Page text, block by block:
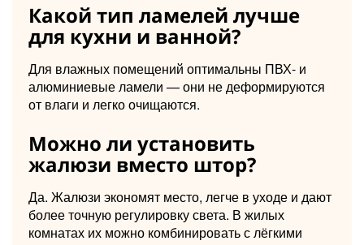
Какой тип ламелей лучше
для кухни и ванной?
Для влажных помещений оптимальны ПВХ- и
алюминиевые ламели — они не деформируются
от влаги и легко очищаются.
Можно ли установить
жалюзи вместо штор?
Да. Жалюзи экономят место, легче в уходе и дают
более точную регулировку света. В жилых
комнатах их можно комбинировать с лёгкими